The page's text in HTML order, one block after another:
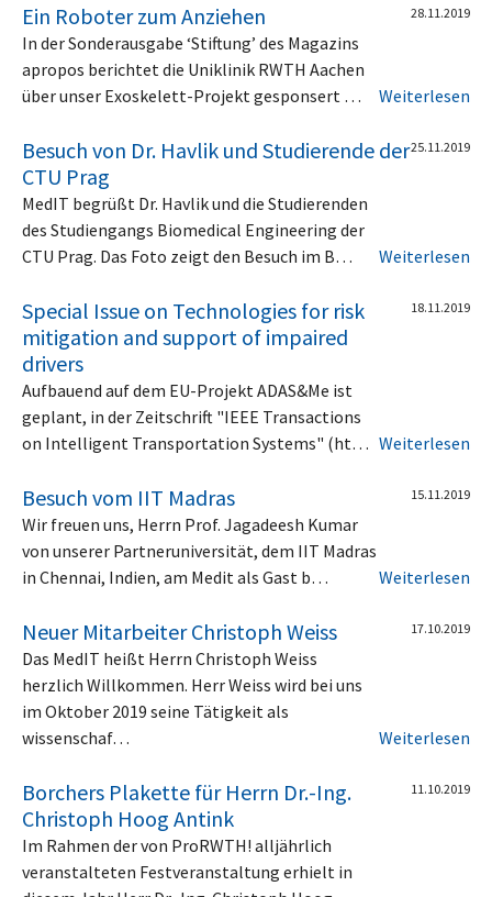
Ein Roboter zum Anziehen 28.11.2019
In der Sonderausgabe ‘Stiftung’ des Magazins
apropos berichtet die Uniklinik RWTH Aachen
über unser Exoskelett-Projekt gesponsert …
Weiterlesen
Besuch von Dr. Havlik und Studierende der
CTU Prag
25.11.2019
MedIT begrüßt Dr. Havlik und die Studierenden
des Studiengangs Biomedical Engineering der
CTU Prag. Das Foto zeigt den Besuch im B…
Weiterlesen
Special Issue on Technologies for risk
mitigation and support of impaired
drivers
18.11.2019
Aufbauend auf dem EU-Projekt ADAS&Me ist
geplant, in der Zeitschrift "IEEE Transactions
on Intelligent Transportation Systems" (ht… Weiterlesen
Besuch vom IIT Madras 15.11.2019
Wir freuen uns, Herrn Prof. Jagadeesh Kumar
von unserer Partneruniversität, dem IIT Madras
in Chennai, Indien, am Medit als Gast b…
Weiterlesen
Neuer Mitarbeiter Christoph Weiss 17.10.2019
Das MedIT heißt Herrn Christoph Weiss
herzlich Willkommen. Herr Weiss wird bei uns
im Oktober 2019 seine Tätigkeit als
wissenschaf…
Weiterlesen
Borchers Plakette für Herrn Dr.-Ing.
Christoph Hoog Antink
11.10.2019
Im Rahmen der von ProRWTH! alljährlich
veranstalteten Festveranstaltung erhielt in